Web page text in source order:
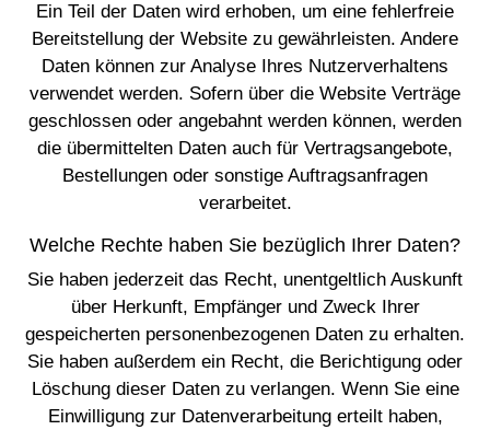
Ein Teil der Daten wird erhoben, um eine fehlerfreie
Bereitstellung der Website zu gewährleisten. Andere
Daten können zur Analyse Ihres Nutzerverhaltens
verwendet werden. Sofern über die Website Verträge
geschlossen oder angebahnt werden können, werden
die übermittelten Daten auch für Vertragsangebote,
Bestellungen oder sonstige Auftragsanfragen
verarbeitet.
Welche Rechte haben Sie bezüglich Ihrer Daten?
Sie haben jederzeit das Recht, unentgeltlich Auskunft
über Herkunft, Empfänger und Zweck Ihrer
gespeicherten personenbezogenen Daten zu erhalten.
Sie haben außerdem ein Recht, die Berichtigung oder
Löschung dieser Daten zu verlangen. Wenn Sie eine
Einwilligung zur Datenverarbeitung erteilt haben,